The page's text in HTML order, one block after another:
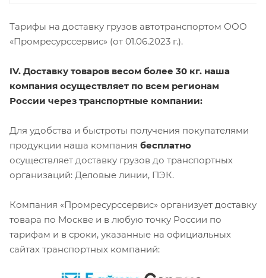
Тарифы на доставку грузов автотранспортом ООО
«Промресурссервис» (от 01.06.2023 г.).
IV. Доставку товаров весом более 30 кг. наша
компания осуществляет по всем регионам
России через транспортные компании:
Для удобства и быстроты получения покупателями
продукции наша компания бесплатно
осуществляет доставку грузов до транспортных
организаций: Деловые линии, ПЭК.
Компания «Промресурссервис» организует доставку
товара по Москве и в любую точку России по
тарифам и в сроки, указанные на официальных
сайтах транспортных компаний: